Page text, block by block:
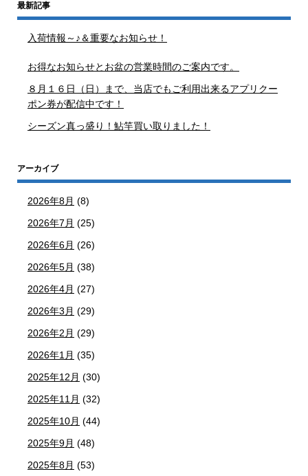
最新記事
入荷情報～♪＆重要なお知らせ！
お得なお知らせとお盆の営業時間のご案内です。
８月１６日（日）まで、当店でもご利用出来るアプリクー
ポン券が配信中です！
シーズン真っ盛り！鮎竿買い取りました！
アーカイブ
2026年8月 (8)
2026年7月 (25)
2026年6月 (26)
2026年5月 (38)
2026年4月 (27)
2026年3月 (29)
2026年2月 (29)
2026年1月 (35)
2025年12月 (30)
2025年11月 (32)
2025年10月 (44)
2025年9月 (48)
2025年8月 (53)